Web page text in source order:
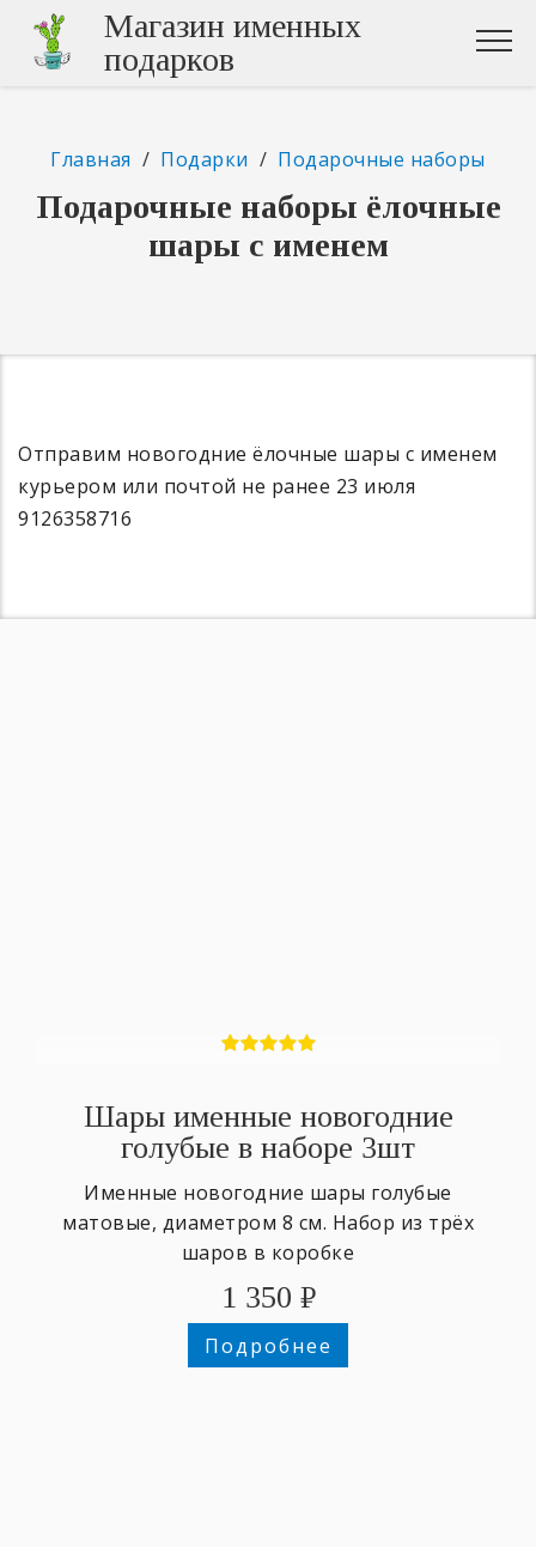
Магазин именных
подарков
Главная / Подарки / Подарочные наборы
Подарочные наборы ёлочные
шары с именем
Отправим новогодние ёлочные шары с именем
курьером или почтой не ранее 23 июля
9126358716
Шары именные новогодние
голубые в наборе 3шт
Именные новогодние шары голубые
матовые, диаметром 8 см. Набор из трёх
шаров в коробке
1 350 ₽
Подробнее